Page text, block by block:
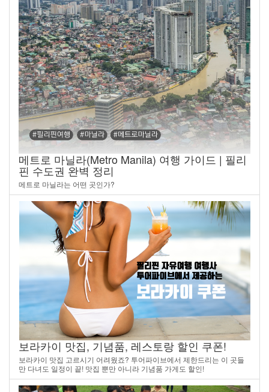
메트로 마닐라(Metro Manila) 여행 가이드 | 필리
핀 수도권 완벽 정리
메트로 마닐라는 어떤 곳인가?
보라카이 맛집, 기념품, 레스토랑 할인 쿠폰!
보라카이 맛집 고르시기 어려웠죠? 투어파이브에서 제한드리는 이 곳들
만 다녀도 일정이 끝! 맛집 뿐만 아니라 기념품 가게도 할인!